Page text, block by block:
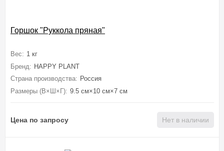
Горшок "Руккола пряная"
Вес: 1 кг
Бренд: HAPPY PLANT
Страна производства: Россия
Размеры (В×Ш×Г): 9.5 см×10 см×7 см
Цена по запросу Нет в наличии